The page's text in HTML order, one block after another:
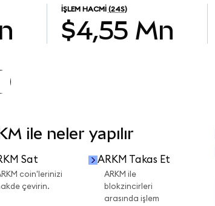
İŞLEM HACMI (24S)
$4,55 Mn
ile neler yapılır
Sat
coin'lerinizi
çevirin.
ARKM Takas Et
ARKM ile
blokzincirleri
arasında işlem